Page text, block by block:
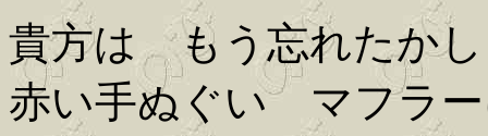
貴方は もう忘れたか
赤い手ぬぐい マフラ